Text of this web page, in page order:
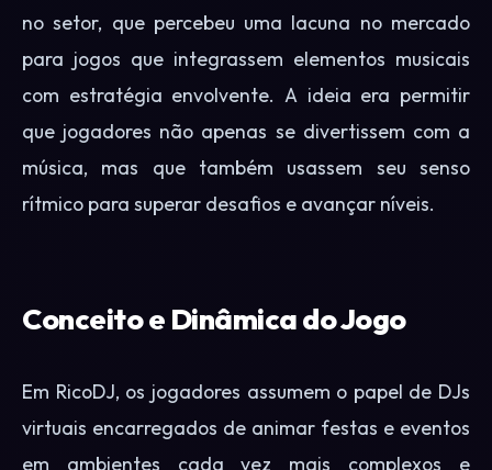
no setor, que percebeu uma lacuna no mercado
para jogos que integrassem elementos musicais
com estratégia envolvente. A ideia era permitir
que jogadores não apenas se divertissem com a
música, mas que também usassem seu senso
rítmico para superar desafios e avançar níveis.
Conceito e Dinâmica do Jogo
Em RicoDJ, os jogadores assumem o papel de DJs
virtuais encarregados de animar festas e eventos
em ambientes cada vez mais complexos e